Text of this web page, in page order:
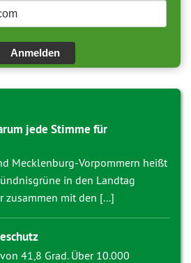
Anmelden
jede Stimme für
Mecklenburg-Vorpommern heißt
in den Landtag
zusammen mit den [...]
41,8 Grad. Über 10.000